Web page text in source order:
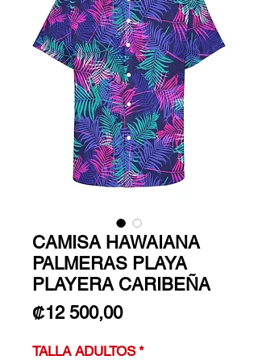
CAMISA HAWAIANA
PALMERAS PLAYA
PLAYERA CARIBEÑA
₡12 500,00Precio
TALLA ADULTOS *